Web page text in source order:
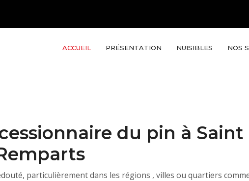
ACCUEIL PRÉSENTATION NUISIBLES NOS
du pin à Saint
particulièrement dans les régions , villes ou quartiers